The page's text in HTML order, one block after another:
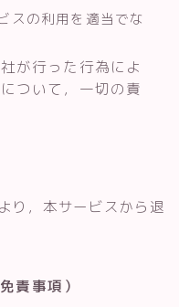
スの利用を適当でな
が行った行為によ
ついて，一切の責
り，本サービスから退
責事項）